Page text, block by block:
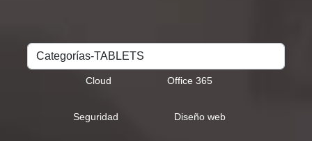
Buscar
Type 2 or more characters
Cloud Office 365
Seguridad Diseño web